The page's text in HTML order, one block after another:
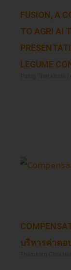
FUSION, A
TO AGRI AI
LEGUME
บริหารค่าตอ